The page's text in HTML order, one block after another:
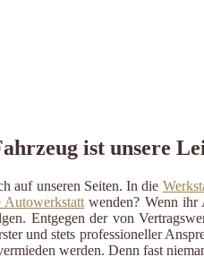
ist unsere
auf unseren Seiten. In die
Autowerkstatt wenden? Wenn ihr
Entgegen der von
und stets professioneller
werden. Denn fast